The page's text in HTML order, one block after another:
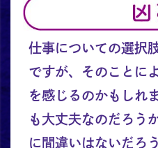
仕事についての選択
ですが、そのことに
を感じるのかもしれ
も大丈夫なのだろう
に間違いはないだろ